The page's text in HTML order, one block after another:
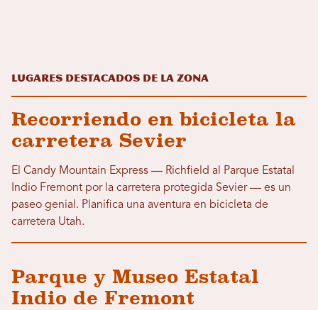
Lugares destacados de la zona
Recorriendo en bicicleta la
carretera Sevier
El Candy Mountain Express — Richfield al Parque Estatal
Indio Fremont por la carretera protegida Sevier — es un
paseo genial. Planifica una aventura en bicicleta de
carretera Utah.
Parque y Museo Estatal
Indio de Fremont